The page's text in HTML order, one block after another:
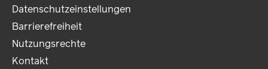
Datenschutzeinstellungen
Barrierefreiheit
Nutzungsrechte
Kontakt